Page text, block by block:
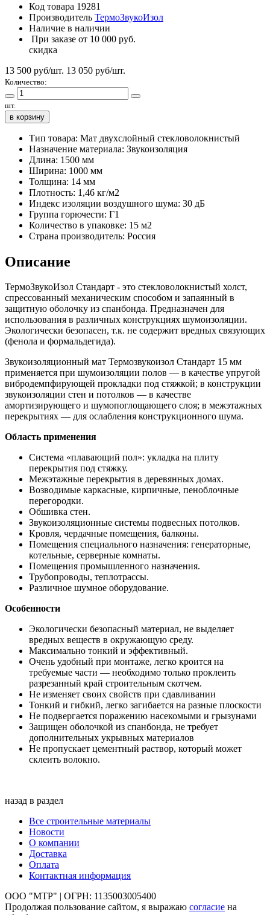
Код товара 19281
Производитель ТермоЗвукоИзол
Наличие в наличии
При заказе от 10 000 руб.
скидка
13 500 руб/шт. 13 050 руб/шт.
Количество:
шт.
в корзину
Тип товара: Мат двухслойный стекловолокнистый
Назначение материала: Звукоизоляция
Длина: 1500 мм
Ширина: 1000 мм
Толщина: 14 мм
Плотность: 1,46 кг/м2
Индекс изоляции воздушного шума: 30 дБ
Группа горючести: Г1
Количество в упаковке: 15 м2
Страна производитель: Россия
Описание
ТермоЗвукоИзол Стандарт - это стекловолокнистый холст,
спрессованный механическим способом и запаянный в
защитную оболочку из спанбонда. Предназначен для
использования в различных конструкциях шумоизоляции.
Экологически безопасен, т.к. не содержит вредных связующих
(фенола и формальдегида).
Звукоизоляционный мат Термозвукоизол Стандарт 15 мм
применяется при шумоизоляции полов — в качестве упругой
вибродемпфирующей прокладки под стяжкой; в конструкции
звукоизоляции стен и потолков — в качестве
амортизирующего и шумопоглощающего слоя; в межэтажных
перекрытиях — для ослабления конструкционного шума.
Область применения
Система «плавающий пол»: укладка на плиту
перекрытия под стяжку.
Межэтажные перекрытия в деревянных домах.
Возводимые каркасные, кирпичные, пеноблочные
перегородки.
Обшивка стен.
Звукоизоляционные системы подвесных потолков.
Кровля, чердачные помещения, балконы.
Помещения специального назначения: генераторные,
котельные, серверные комнаты.
Помещения промышленного назначения.
Трубопроводы, теплотрассы.
Различное шумное оборудование.
Особенности
Экологически безопасный материал, не выделяет
вредных веществ в окружающую среду.
Максимально тонкий и эффективный.
Очень удобный при монтаже, легко кроится на
требуемые части — необходимо только проклеить
разрезанный край строительным скотчем.
Не изменяет своих свойств при сдавливании
Тонкий и гибкий, легко загибается на разные плоскости
Не подвергается поражению насекомыми и грызунами
Защищен оболочкой из спанбонда, не требует
дополнительных укрывных материалов
Не пропускает цементный раствор, который может
склеить волокно.
назад в раздел
Все строительные материалы
Новости
О компании
Доставка
Оплата
Контактная информация
ООО "МТР" | ОГРН: 1135003005400
Продолжая пользование сайтом, я выражаю согласие на